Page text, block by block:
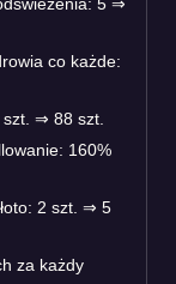
co każde:
szt. ⇒ 88 szt.
160%
2 szt. ⇒ 5
za każdy